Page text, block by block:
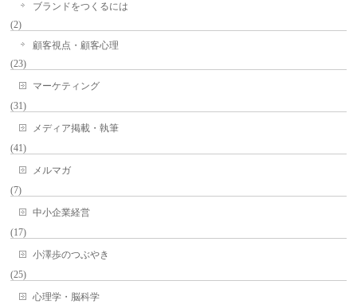
ブランドをつくるには
(2)
顧客視点・顧客心理
(23)
マーケティング
(31)
メディア掲載・執筆
(41)
メルマガ
(7)
中小企業経営
(17)
小澤歩のつぶやき
(25)
心理学・脳科学